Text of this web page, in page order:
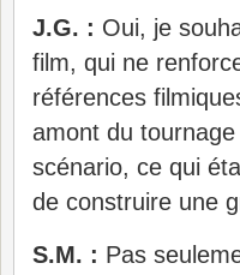
J.G. : Oui, je
film, qui ne
références
amont du
scénario, ce qui
de construire une
S.M. : Pas